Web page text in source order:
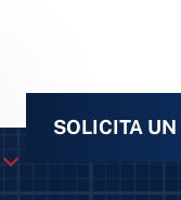
SOLICITA